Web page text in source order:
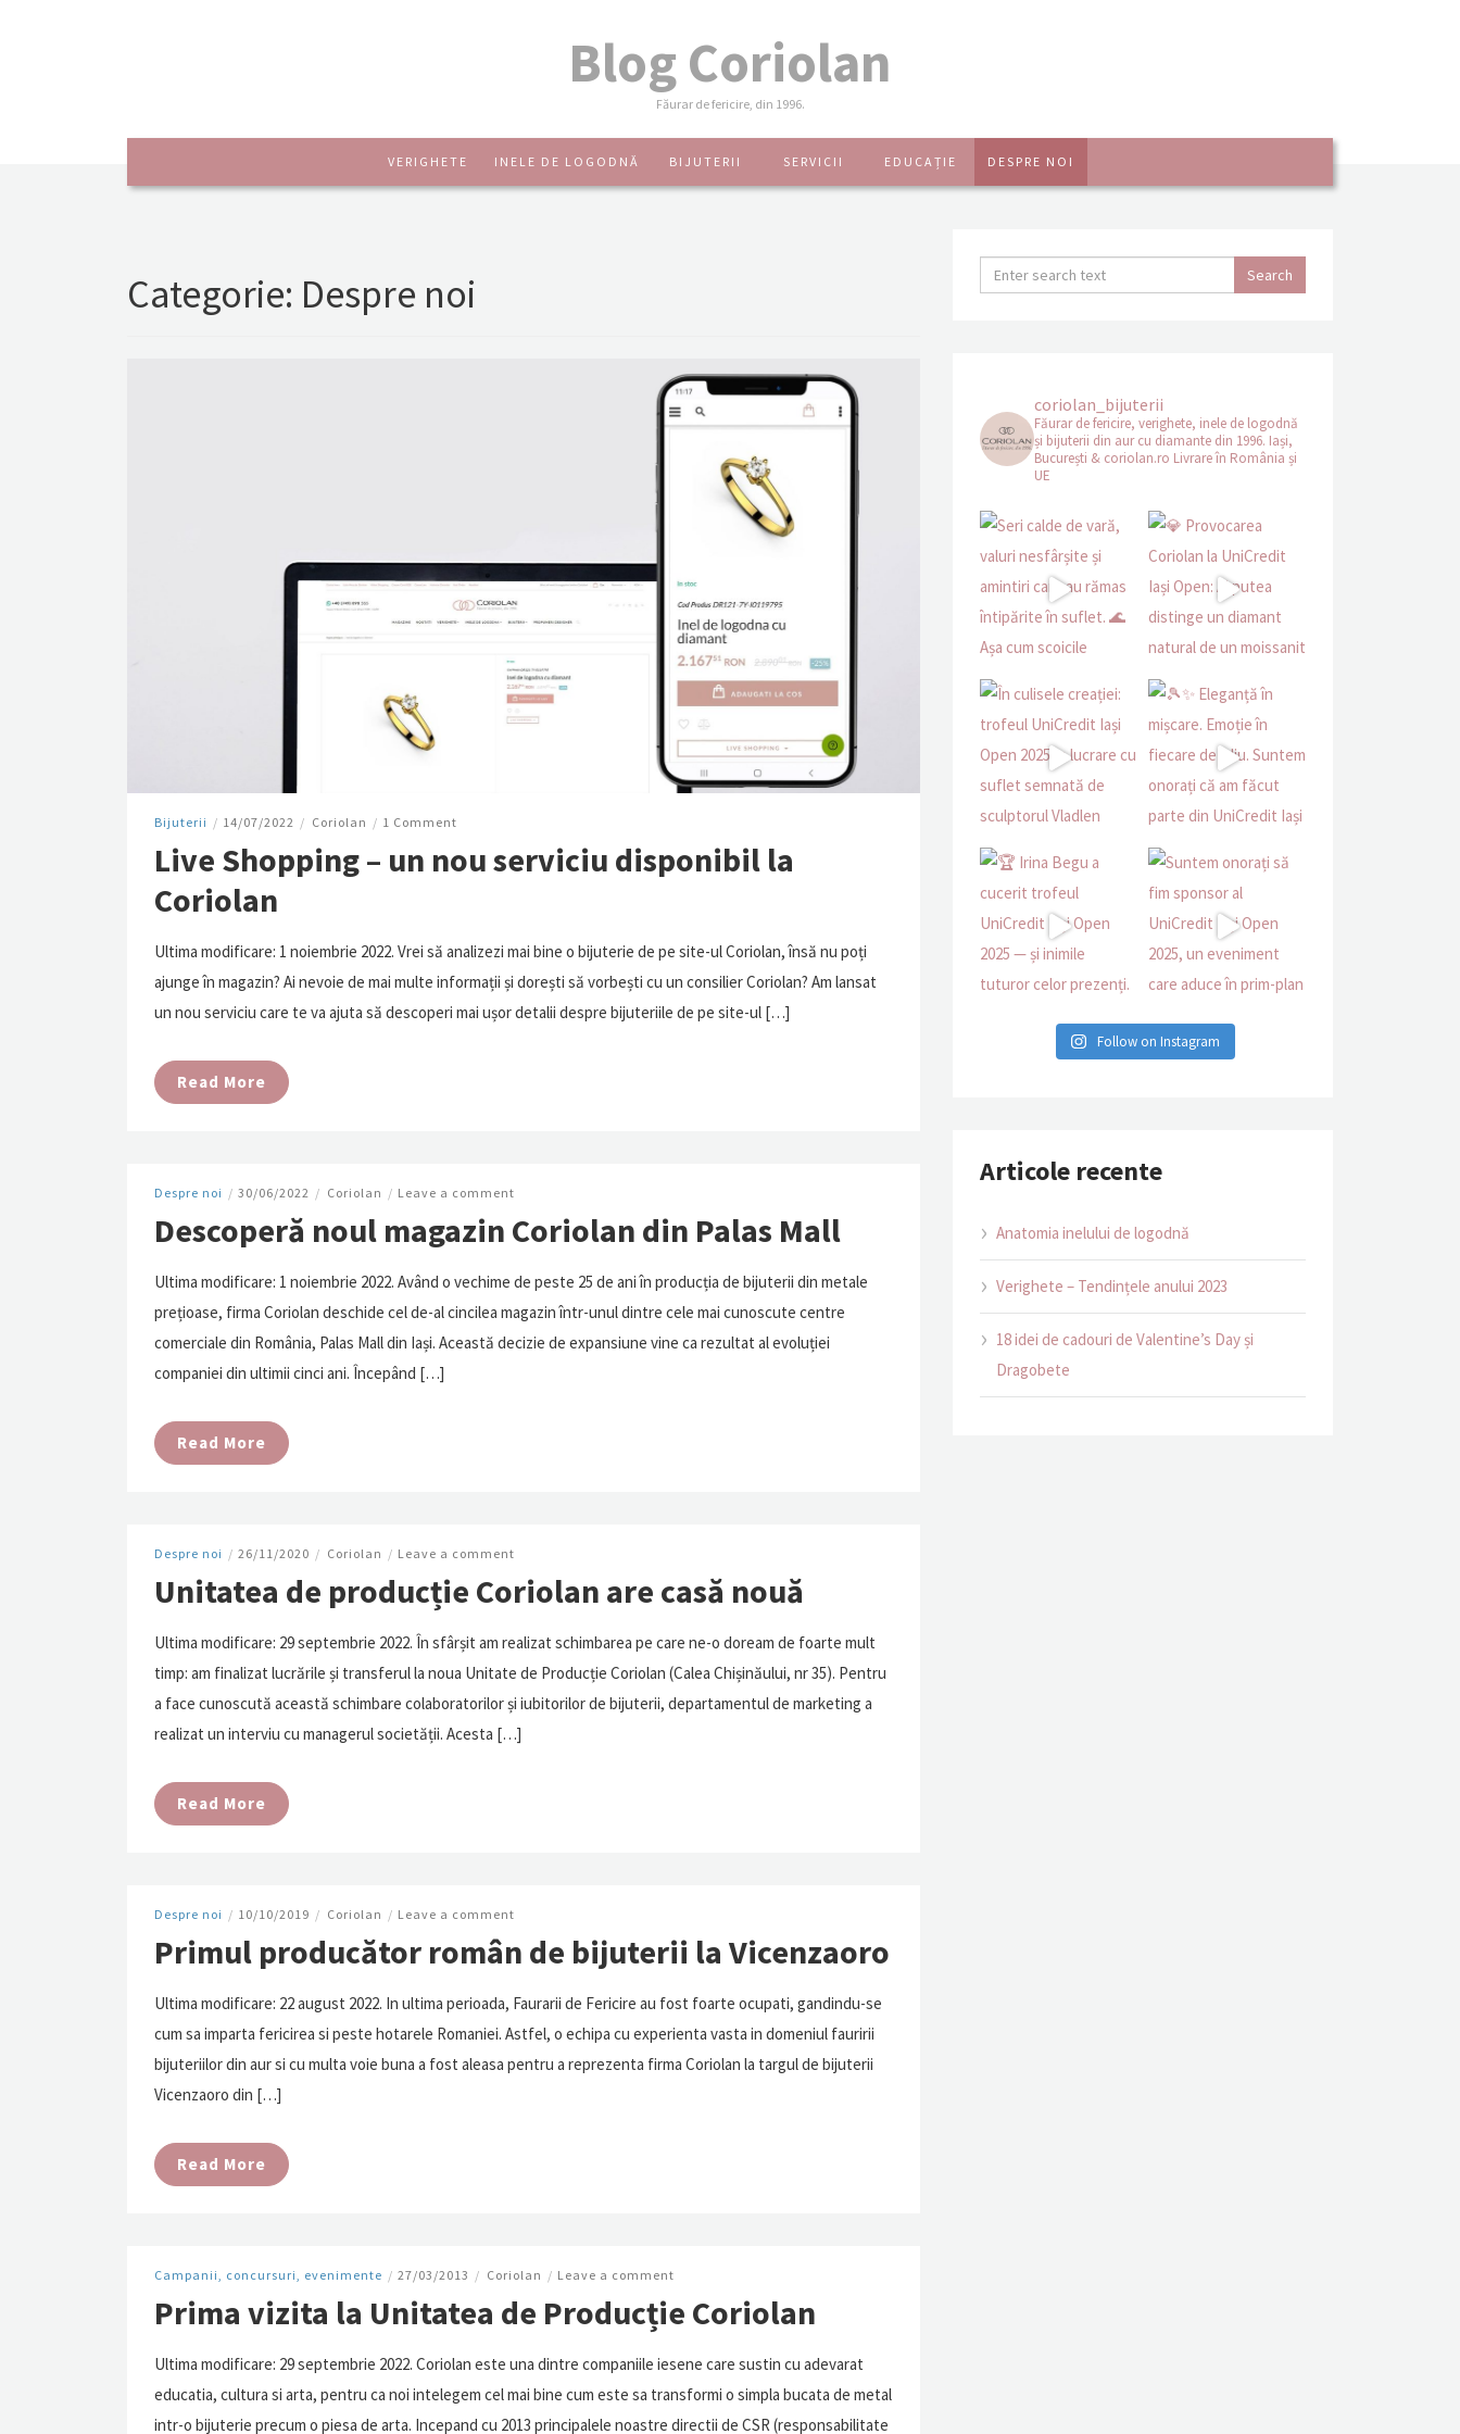
Blog Coriolan
Făurar de fericire, din 1996.
VERIGHETE INELE DE LOGODNĂ BIJUTERII SERVICII EDUCAȚIE DESPRE NOI
Categorie: Despre noi
Bijuterii / 14/07/2022 / Coriolan / 1 Comment
Live Shopping – un nou serviciu disponibil la
Coriolan
Ultima modificare: 1 noiembrie 2022. Vrei să analizezi mai bine o bijuterie de pe site-ul Coriolan, însă nu poți
ajunge în magazin? Ai nevoie de mai multe informații și dorești să vorbești cu un consilier Coriolan? Am lansat
un nou serviciu care te va ajuta să descoperi mai ușor detalii despre bijuteriile de pe site-ul […]
Read More
Despre noi / 30/06/2022 / Coriolan / Leave a comment
Descoperă noul magazin Coriolan din Palas Mall
Ultima modificare: 1 noiembrie 2022. Având o vechime de peste 25 de ani în producția de bijuterii din metale
prețioase, firma Coriolan deschide cel de-al cincilea magazin într-unul dintre cele mai cunoscute centre
comerciale din România, Palas Mall din Iași. Această decizie de expansiune vine ca rezultat al evoluției
companiei din ultimii cinci ani. Începând […]
Read More
Despre noi / 26/11/2020 / Coriolan / Leave a comment
Unitatea de producție Coriolan are casă nouă
Ultima modificare: 29 septembrie 2022. În sfârșit am realizat schimbarea pe care ne-o doream de foarte mult
timp: am finalizat lucrările și transferul la noua Unitate de Producție Coriolan (Calea Chișinăului, nr 35). Pentru
a face cunoscută această schimbare colaboratorilor și iubitorilor de bijuterii, departamentul de marketing a
realizat un interviu cu managerul societății. Acesta […]
Read More
Despre noi / 10/10/2019 / Coriolan / Leave a comment
Primul producător român de bijuterii la Vicenzaoro
Ultima modificare: 22 august 2022. In ultima perioada, Faurarii de Fericire au fost foarte ocupati, gandindu-se
cum sa imparta fericirea si peste hotarele Romaniei. Astfel, o echipa cu experienta vasta in domeniul fauririi
bijuteriilor din aur si cu multa voie buna a fost aleasa pentru a reprezenta firma Coriolan la targul de bijuterii
Vicenzaoro din […]
Read More
Campanii, concursuri, evenimente / 27/03/2013 / Coriolan / Leave a comment
Prima vizita la Unitatea de Producție Coriolan
Ultima modificare: 29 septembrie 2022. Coriolan este una dintre companiile iesene care sustin cu adevarat
educatia, cultura si arta, pentru ca noi intelegem cel mai bine cum este sa transformi o simpla bucata de metal
intr-o bijuterie precum o piesa de arta. Incepand cu 2013 principalele noastre directii de CSR (responsabilitate
coriolan_bijuterii
Făurar de fericire, verighete, inele de logodnă
și bijuterii din aur cu diamante din 1996. Iași,
București & coriolan.ro Livrare în România și
UE
Follow on Instagram
Articole recente
Anatomia inelului de logodnă
Verighete – Tendințele anului 2023
18 idei de cadouri de Valentine’s Day și
Dragobete